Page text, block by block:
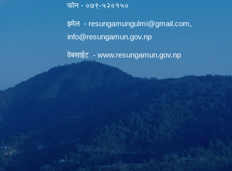
फोन - ०७९-५२०१५०
इमेल - resungamungulmi@gmail.com,
info@resungamun.gov.np
वेबसाईट - www.resungamun.gov.np